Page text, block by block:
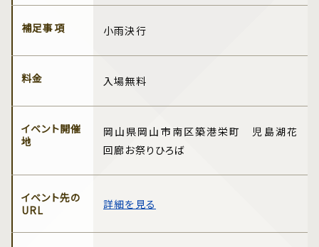
補足事項 小雨決行
料金 入場無料
イベント開催
地
岡山県岡山市南区築港栄町 児島湖花
回廊お祭りひろば
イベント先の
URL
詳細を見る